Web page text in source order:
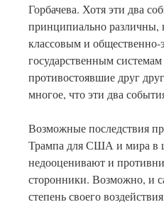
Горбачева. Хотя эти два
принципиально различны,
классовым и
государственным
противостоявшие друг
многое, что эти два
Возможные последствия
Трампа для США и мира в
недооценивают и
сторонники. Возможно, и
степень своего